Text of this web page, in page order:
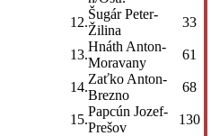
12.
Šugár Peter-
Žilina
33
13.
Hnáth Anton-
Moravany
61
14.
Zaťko Anton-
Brezno
68
15.
Papcún Jozef-
Prešov
130